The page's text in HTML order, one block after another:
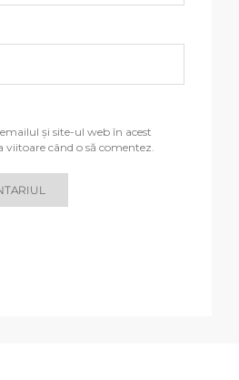
și site-ul web în acest
când o să comentez.